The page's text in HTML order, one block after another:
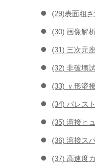
(29)表面粗
(30) 画像解
(31) 三次元
(32) 非破壊
(33) ｙ形溶
(34) バレス
(35) 溶接ヒ
(36) 溶接ス
(37) 高速度